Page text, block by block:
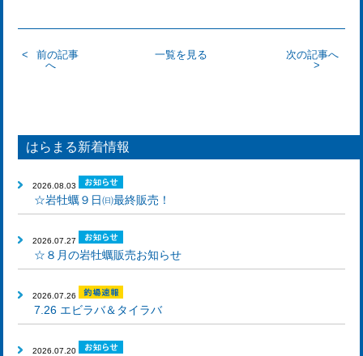
前の記事
へ
一覧を見る 次の記事へ
はらまる新着情報
2026.08.03
☆岩牡蠣９日㈰最終販売！
2026.07.27
☆８月の岩牡蠣販売お知らせ
2026.07.26
7.26 エビラバ＆タイラバ
2026.07.20